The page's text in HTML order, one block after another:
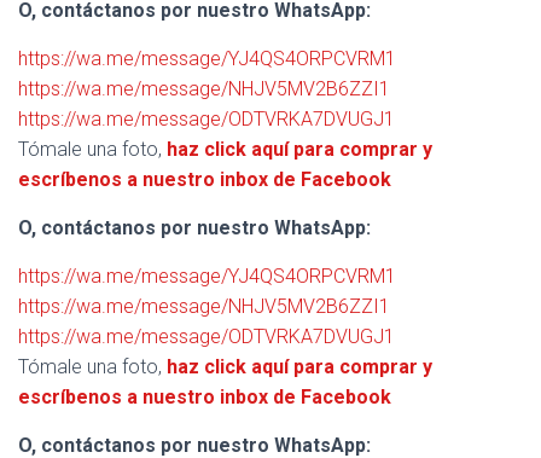
O, contáctanos por nuestro WhatsApp:
https://wa.me/message/YJ4QS4ORPCVRM1
https://wa.me/message/NHJV5MV2B6ZZI1
https://wa.me/message/ODTVRKA7DVUGJ1
Tómale una foto, haz click aquí para comprar y
escríbenos a nuestro inbox de Facebook
O, contáctanos por nuestro WhatsApp:
https://wa.me/message/YJ4QS4ORPCVRM1
https://wa.me/message/NHJV5MV2B6ZZI1
https://wa.me/message/ODTVRKA7DVUGJ1
Tómale una foto, haz click aquí para comprar y
escríbenos a nuestro inbox de Facebook
O, contáctanos por nuestro WhatsApp: